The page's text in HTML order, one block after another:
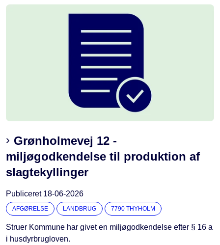
Grønholmevej 12 -
miljøgodkendelse til produktion af
slagtekyllinger
Publiceret 18-06-2026
AFGØRELSE LANDBRUG 7790 THYHOLM
Struer Kommune har givet en miljøgodkendelse efter § 16 a
i husdyrbrugloven.